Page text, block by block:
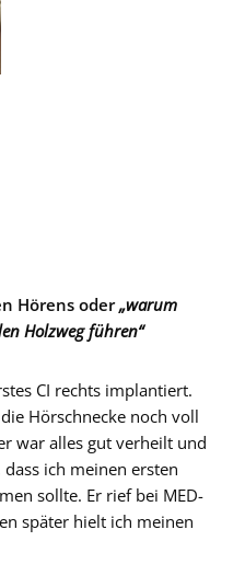
Hörens oder„warum
Holzweg führen“
CI rechts implantiert.
Hörschnecke noch voll
war alles gut verheilt und
ich meinen ersten
sollte. Er rief bei MED-
später hielt ich meinen